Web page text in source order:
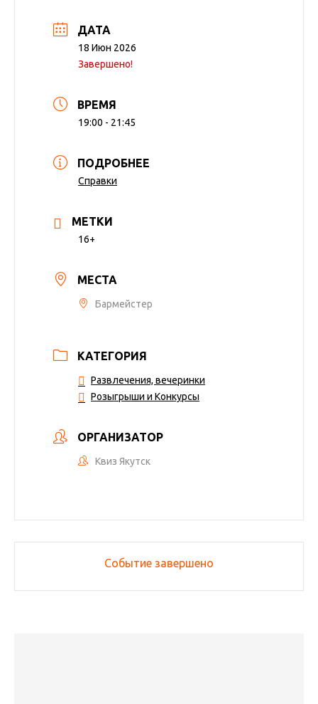
ДАТА
18 Июн 2026
Завершено!
ВРЕМЯ
19:00 - 21:45
ПОДРОБНЕЕ
Справки
МЕТКИ
16+
МЕСТА
Бармейстер
КАТЕГОРИЯ
Развлечения, вечеринки
Розыгрыши и Конкурсы
ОРГАНИЗАТОР
Квиз Якутск
Событие завершено